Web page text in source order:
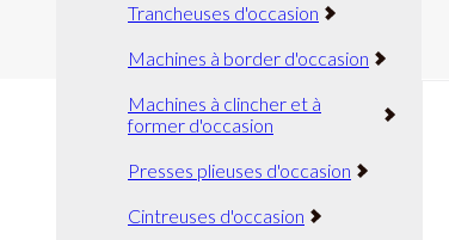
Trancheuses d'occasion
Machines à border d'occasion
Machines à clincher et à
former d'occasion
Presses plieuses d'occasion
Cintreuses d'occasion